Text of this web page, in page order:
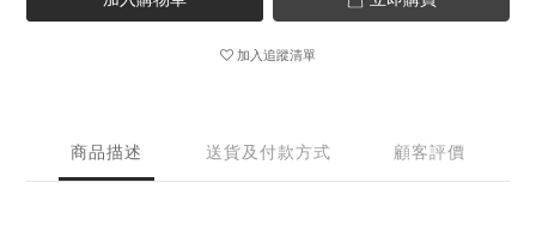
加入追蹤清單
商品描述 送貨及付款方式 顧客評價